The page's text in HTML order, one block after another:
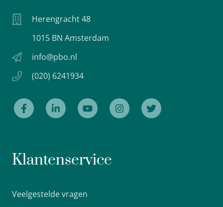
Herengracht 48
1015 BN Amsterdam
info@pbo.nl
(020) 6241934
Klantenservice
Veelgestelde vragen